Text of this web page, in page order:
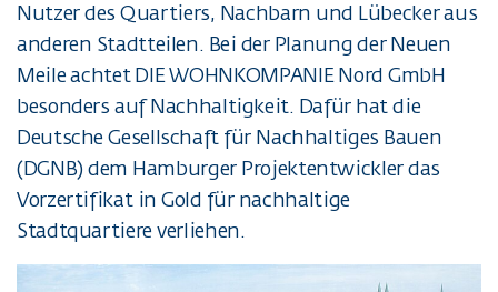
Nutzer des Quartiers, Nachbarn und Lübecker aus
anderen Stadtteilen. Bei der Planung der Neuen
Meile achtet DIE WOHNKOMPANIE Nord GmbH
besonders auf Nachhaltigkeit. Dafür hat die
Deutsche Gesellschaft für Nachhaltiges Bauen
(DGNB) dem Hamburger Projektentwickler das
Vorzertifikat in Gold für nachhaltige
Stadtquartiere verliehen.